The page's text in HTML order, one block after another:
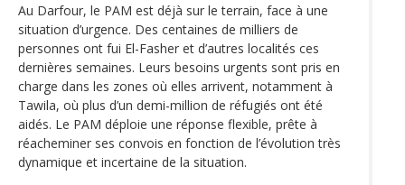
Au Darfour, le PAM est déjà sur le terrain, face à une
situation d’urgence. Des centaines de milliers de
personnes ont fui El-Fasher et d’autres localités ces
dernières semaines. Leurs besoins urgents sont pris en
charge dans les zones où elles arrivent, notamment à
Tawila, où plus d’un demi-million de réfugiés ont été
aidés. Le PAM déploie une réponse flexible, prête à
réacheminer ses convois en fonction de l’évolution très
dynamique et incertaine de la situation.